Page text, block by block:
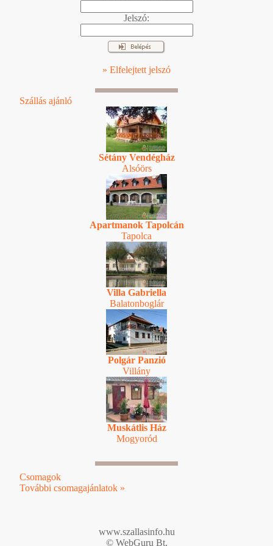
Jelszó:
» Elfelejtett jelszó
Szállás ajánló
Sétány Vendégház
Alsóörs
Apartmanok Tapolcán
Tapolca
Villa Gabriella
Balatonboglár
Polgár Panzió
Villány
Muskátlis Ház
Mogyoród
Csomagok
További csomagajánlatok »
www.szallasinfo.hu
© WebGuru Bt.